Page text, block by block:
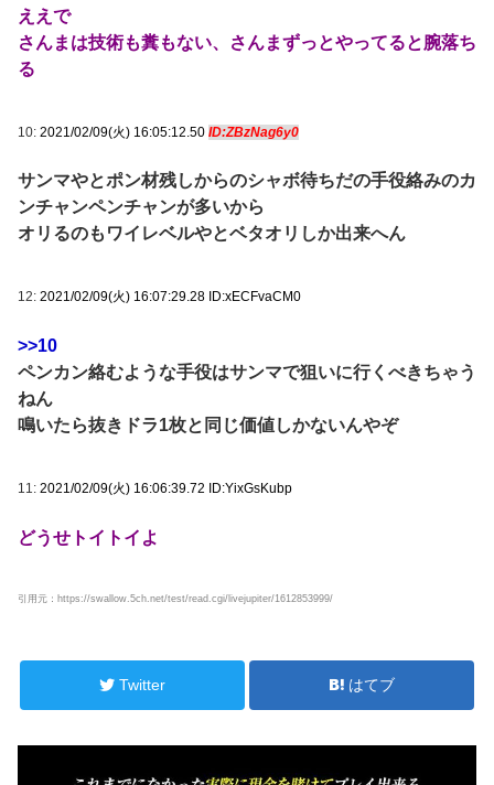
ええで
さんまは技術も糞もない、さんまずっとやってると腕落ち
る
10: 2021/02/09(火) 16:05:12.50 ID:ZBzNag6y0
サンマやとポン材残しからのシャボ待ちだの手役絡みのカ
ンチャンペンチャンが多いから
オリるのもワイレベルやとベタオリしか出来へん
12: 2021/02/09(火) 16:07:29.28 ID:xECFvaCM0
>>10
ペンカン絡むような手役はサンマで狙いに行くべきちゃう
ねん
鳴いたら抜きドラ1枚と同じ価値しかないんやぞ
11: 2021/02/09(火) 16:06:39.72 ID:YixGsKubp
どうせトイトイよ
引用元：https://swallow.5ch.net/test/read.cgi/livejupiter/1612853999/
Twitter はてブ